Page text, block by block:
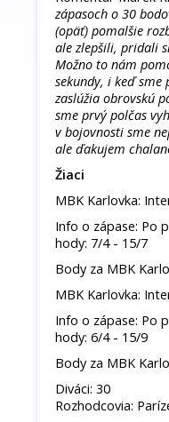
zápasoch o 30
(opäť) pomalšie
ale zlepšili, pridali
Možno to nám
sekundy, i keď
zaslúžia obrovskú
sme prvý polčas
v bojovnosti sme
ale ďakujem
Žiaci
MBK Karlovka:
Info o zápase: Po
hody: 7/4 - 15/7
Body za MBK
MBK Karlovka:
Info o zápase: Po
hody: 6/4 - 15/9
Body za MBK
Diváci: 30
Rozhodcovia: